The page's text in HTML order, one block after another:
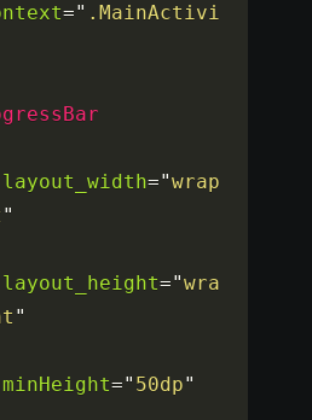
=" .MainActivi
layout_width="wrap
"
layout_height="wra
"
minHeight=" 50dp"